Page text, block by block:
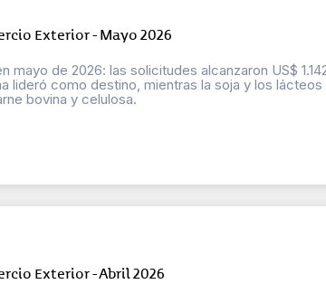
Exterior - Mayo 2026
mayo de 2026: las solicitudes alcanzaron US$
lideró como destino, mientras la soja y los
bovina y celulosa.
Exterior - Abril 2026